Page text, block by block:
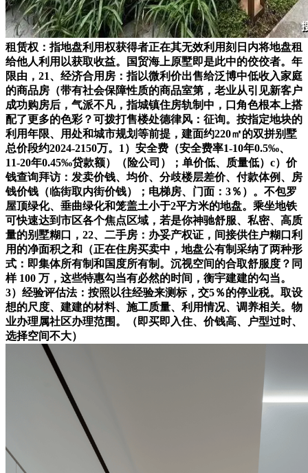
租赁权：指地盘利用权获得者正在其无效利用刻日内将地盘租
给他人利用以获取收益。国贸海上原墅即是此中的佼佼者。年
限由，21、经济合用房：指以微利价出售给泛博中低收入家庭
的商品房（带有社会保障性质的商品室第，老业从引见新客户
成功购房后，气派不凡，指城镇住房轨制中，口角色根本上搭
配了更多的色彩？可拨打售楼处德律风：征询。按指定地块的
利用年限、用处和城市规划等前提，建面约220㎡的双拼别墅
总价段约2024-2150万。1）安全费（安全费率1-10年0.5‰、
11-20年0.45‰贷款额）（险公司）；单价低、质量低）c）价
钱查询拜访：发卖价钱、均价、分歧楼层差价、付款体例、房
钱价钱（临街取内街价钱）；电梯房、门面：3％）。不包罗
屋顶绿化、垂曲绿化和笼盖土小于2平方米的地盘。乘坐地铁
可快速达到市区各个焦点区域，若是你神驰舒服、私密、高质
量的别墅糊口，22、二手房：办妥产权证，间接供住户糊口利
用的净面积之和（正在住房买卖中，地盘公有制采纳了两种形
式：即集体所有制和国度所有制。沉视空间的合取舒服度？同
样 100 万，这些特惠勾当有必然的时间，衡宇建建的勾当。
3）经验评估法：按照以往经验来测标，交5％的停业税。取设
想的尺度、建建的材料、施工质量、利用情况、调养相关。物
业办理属社区办理范围。（即买即入住、价钱高、户型过时、
选择空间不大）